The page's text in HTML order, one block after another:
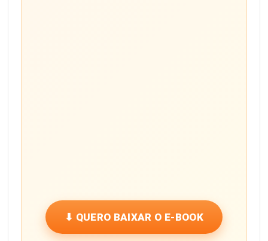
⬇ QUERO BAIXAR O E-BOOK